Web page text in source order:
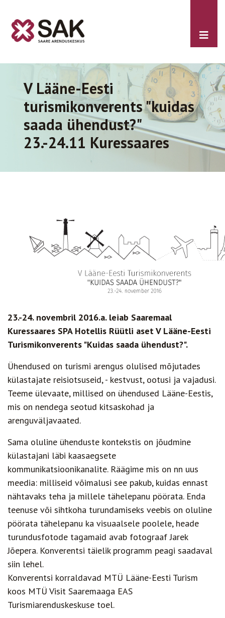
V Lääne-Eesti
turismikonverents "kuidas
saada ühendust?"
23.-24.11 Kuressaares
23.-24. novembril 2016.a. leiab Saaremaal
Kuressaares SPA Hotellis Rüütli aset V Lääne-Eesti
Turismikonverents "Kuidas saada ühendust?".
Ühendused on turismi arengus olulised mõjutades
külastajate reisiotsuseid, - kestvust, ootusi ja vajadusi.
Teeme ülevaate, millised on ühendused Lääne-Eestis,
mis on nendega seotud kitsaskohad ja
arenguväljavaated.
Sama oluline ühenduste kontekstis on jõudmine
külastajani läbi kaasaegsete
kommunikatsioonikanalite. Räägime mis on nn uus
meedia: milliseid võimalusi see pakub, kuidas ennast
nähtavaks teha ja millele tähelepanu pöörata. Enda
teenuse või sihtkoha turundamiseks veebis on oluline
pöörata tähelepanu ka visuaalsele poolele, heade
turundusfotode tagamaid avab fotograaf Jarek
Jõepera. Konverentsi täielik programm peagi saadaval
siin lehel.
Konverentsi korraldavad MTÜ Lääne-Eesti Turism
koos MTÜ Visit Saaremaaga EAS
Turismiarenduskeskuse toel.